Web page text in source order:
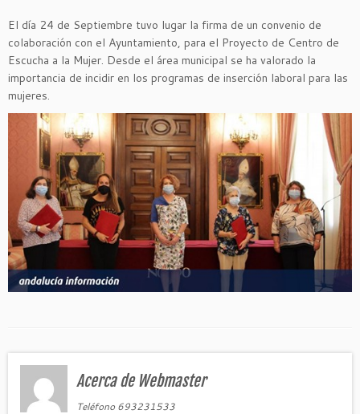
El día 24 de Septiembre tuvo lugar la firma de un convenio de
colaboración con el Ayuntamiento, para el Proyecto de Centro de
Escucha a la Mujer. Desde el área municipal se ha valorado la
importancia de incidir en los programas de inserción laboral para las
mujeres.
Acerca de Webmaster
Teléfono 693231533